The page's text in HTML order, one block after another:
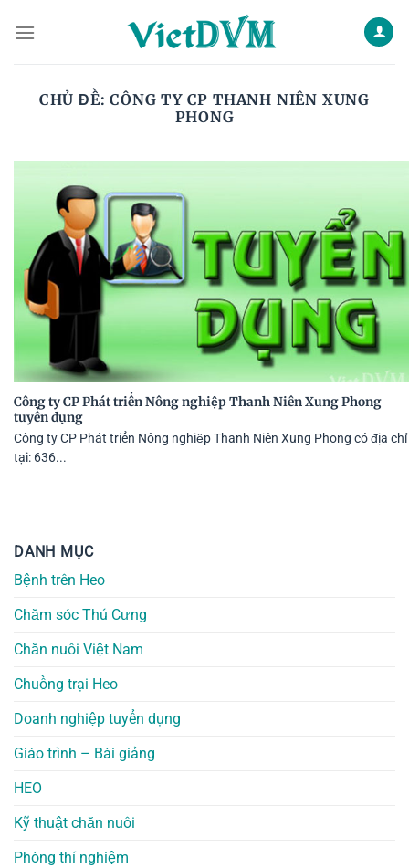
CHỦ ĐỀ:CÔNG TY CP THANH NIÊN XUNG
PHONG
Công ty CP Phát triển Nông nghiệp Thanh Niên Xung Phong
tuyển dụng
Công ty CP Phát triển Nông nghiệp Thanh Niên Xung Phong có địa chỉ
tại: 636...
DANH MỤC
Bệnh trên Heo
Chăm sóc Thú Cưng
Chăn nuôi Việt Nam
Chuồng trại Heo
Doanh nghiệp tuyển dụng
Giáo trình – Bài giảng
HEO
Kỹ thuật chăn nuôi
Phòng thí nghiệm